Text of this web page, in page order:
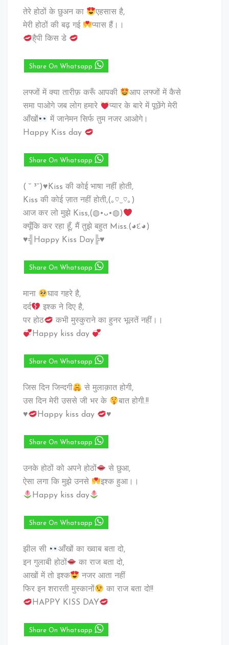
तेरे होठों के छुअन का
एहसास है,
मेरी होठों की बढ़ गई
प्यास हैं।।
है्पी किस डे
Share On Whatsapp
लफ्जों में क्या तारीफ़ करूँ आपकी
आप लफ्जों में कैसे
समा पाओगे जब लोग हमारे
प्यार के बारे में पूछेंगे मेरी
आँखों
में जानेमन सिर्फ तुम नजर आओगे।
Happy Kiss day
Share On Whatsapp
( ˘ ³˘)♥Kiss की कोई भाषा नहीं होती,
Kiss की कोई ज़ात नहीं होती,(｡♡‿♡｡)
आज कर लो मुझे Kiss,(◍•ᴗ•◍)
क्यूँकि कर रहा हूँ, मैं तुझे बहुत Miss.(◕દ◕)
♥╣Happy Kiss Day╠♥
Share On Whatsapp
माना
घाव गहरे है,
दर्द
इश्क ने दिए है,
पर होठ
कभी मुस्कुराने का हुनर भूलतें नहीं।।
Happy kiss day
Share On Whatsapp
जिस दिन जिन्दगी
से मुलाक़ात होगी,
उस दिन मेरी उससे जी भर के
बात होगी.!!
♥️
Happy kiss day ♥️
Share On Whatsapp
उनके होठों को अपने होठों
से छुआ,
ऐसा लगा कि मुझे उनसे
इश्क हुआ।।
Happy kiss day
Share On Whatsapp
झील सी
आँखों का ख्वाब बता दो,
इन गुलाबी होठों
का राज बता दो,
आखों में तो इश्क
नजर आता नहीं
फिर इन शरारती मुस्कानों
का राज बता दो!!
HAPPY KISS DAY
Share On Whatsapp